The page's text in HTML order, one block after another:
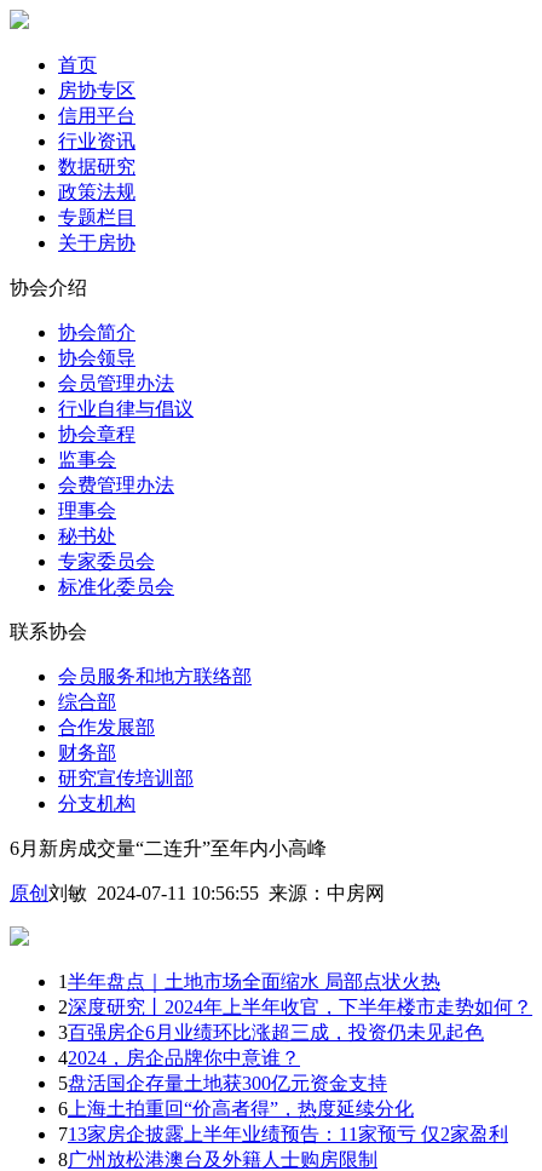
首页
房协专区
信用平台
行业资讯
数据研究
政策法规
专题栏目
关于房协
协会介绍
协会简介
协会领导
会员管理办法
行业自律与倡议
协会章程
监事会
会费管理办法
理事会
秘书处
专家委员会
标准化委员会
联系协会
会员服务和地方联络部
综合部
合作发展部
财务部
研究宣传培训部
分支机构
6月新房成交量“二连升”至年内小高峰
原创 刘敏 2024-07-11 10:56:55 来源： 中房网
1半年盘点｜土地市场全面缩水 局部点状火热
2深度研究丨2024年上半年收官，下半年楼市走势如何？
3百强房企6月业绩环比涨超三成，投资仍未见起色
42024，房企品牌你中意谁？
5盘活国企存量土地获300亿元资金支持
6 上海土拍重回“价高者得”，热度延续分化
713家房企披露上半年业绩预告：11家预亏 仅2家盈利
8广州放松港澳台及外籍人士购房限制